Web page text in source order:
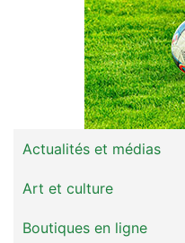
Actualités et médias
Art et culture
Boutiques en ligne